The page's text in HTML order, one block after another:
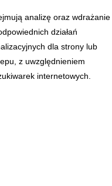
analizę oraz wdrażanie
działań
dla strony lub
z uwzględnieniem
internetowych.